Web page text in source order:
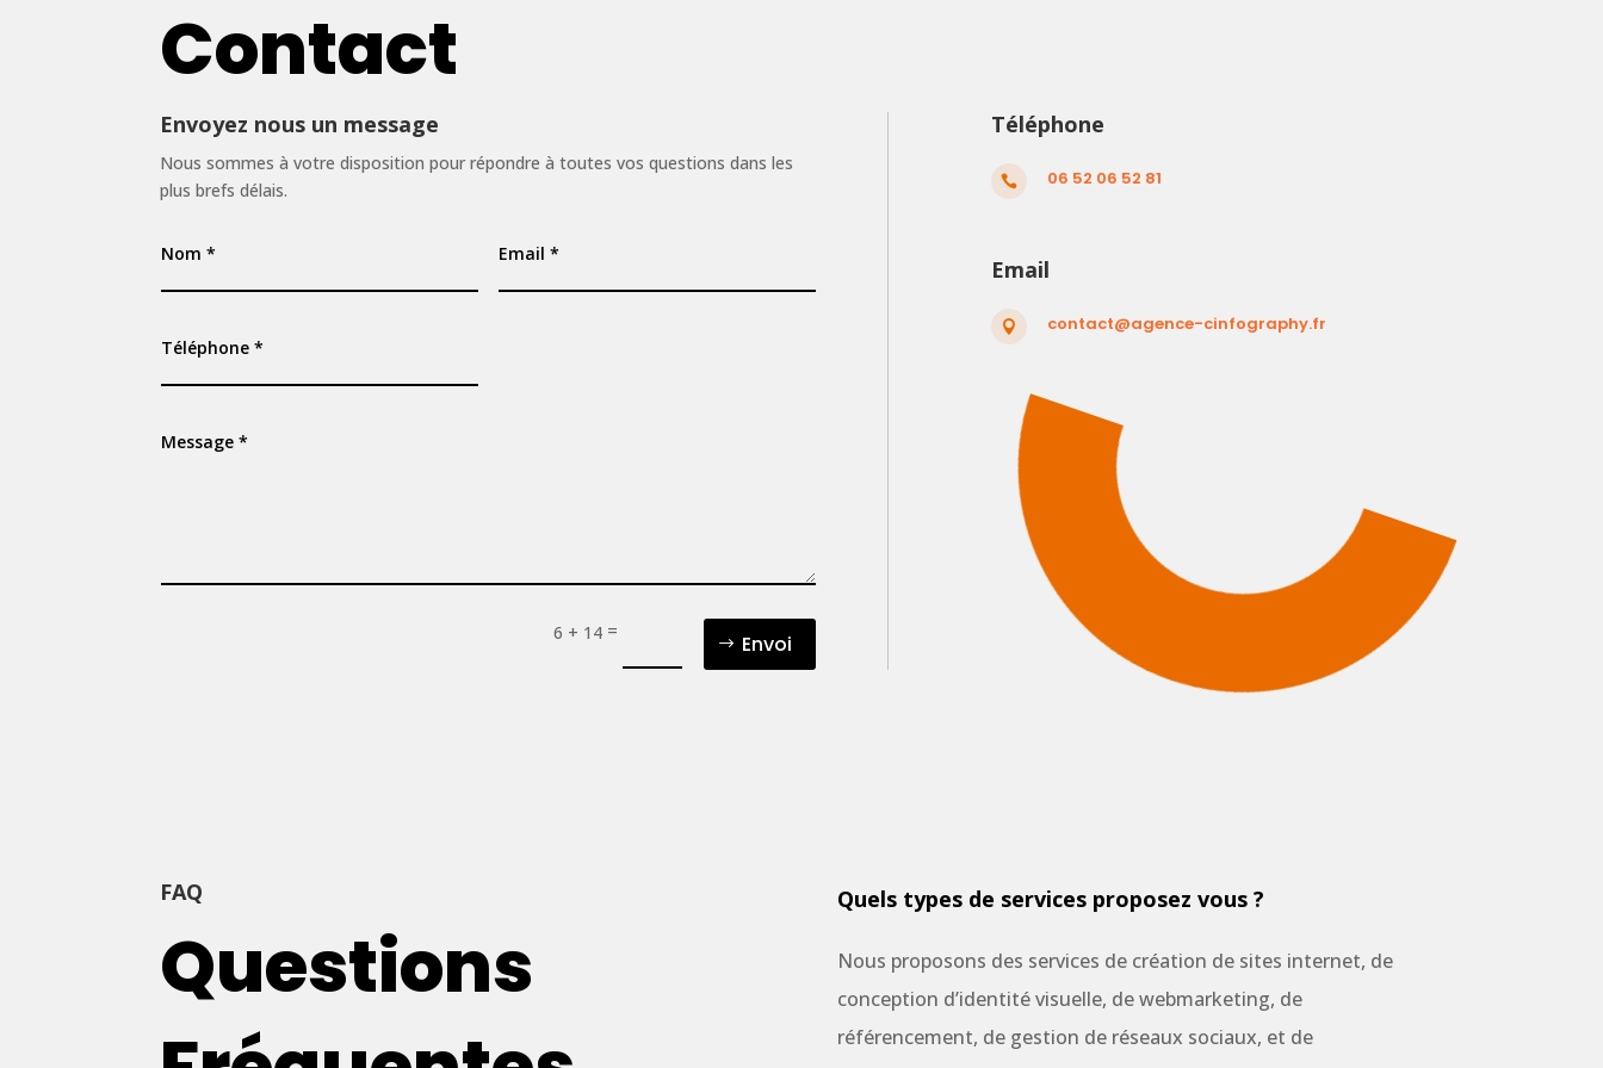
Contact
Envoyez nous un message
Nous sommes à votre disposition pour répondre à toutes vos questions dans les
plus brefs délais​.
6 + 14 =
Envoi
Téléphone
 06 52 06 52 81
Email
 contact@agence-cinfography.fr
FAQ
Questions
Quels types de services proposez vous ?
Nous proposons des services de création de sites internet, de
conception d’identité visuelle, de webmarketing, de
référencement, de gestion de réseaux sociaux, et de